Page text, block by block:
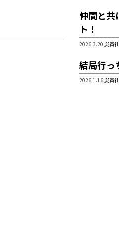
仲間と共
ト！
2026.3.20 炭寅
結局行
2026.1.16炭寅